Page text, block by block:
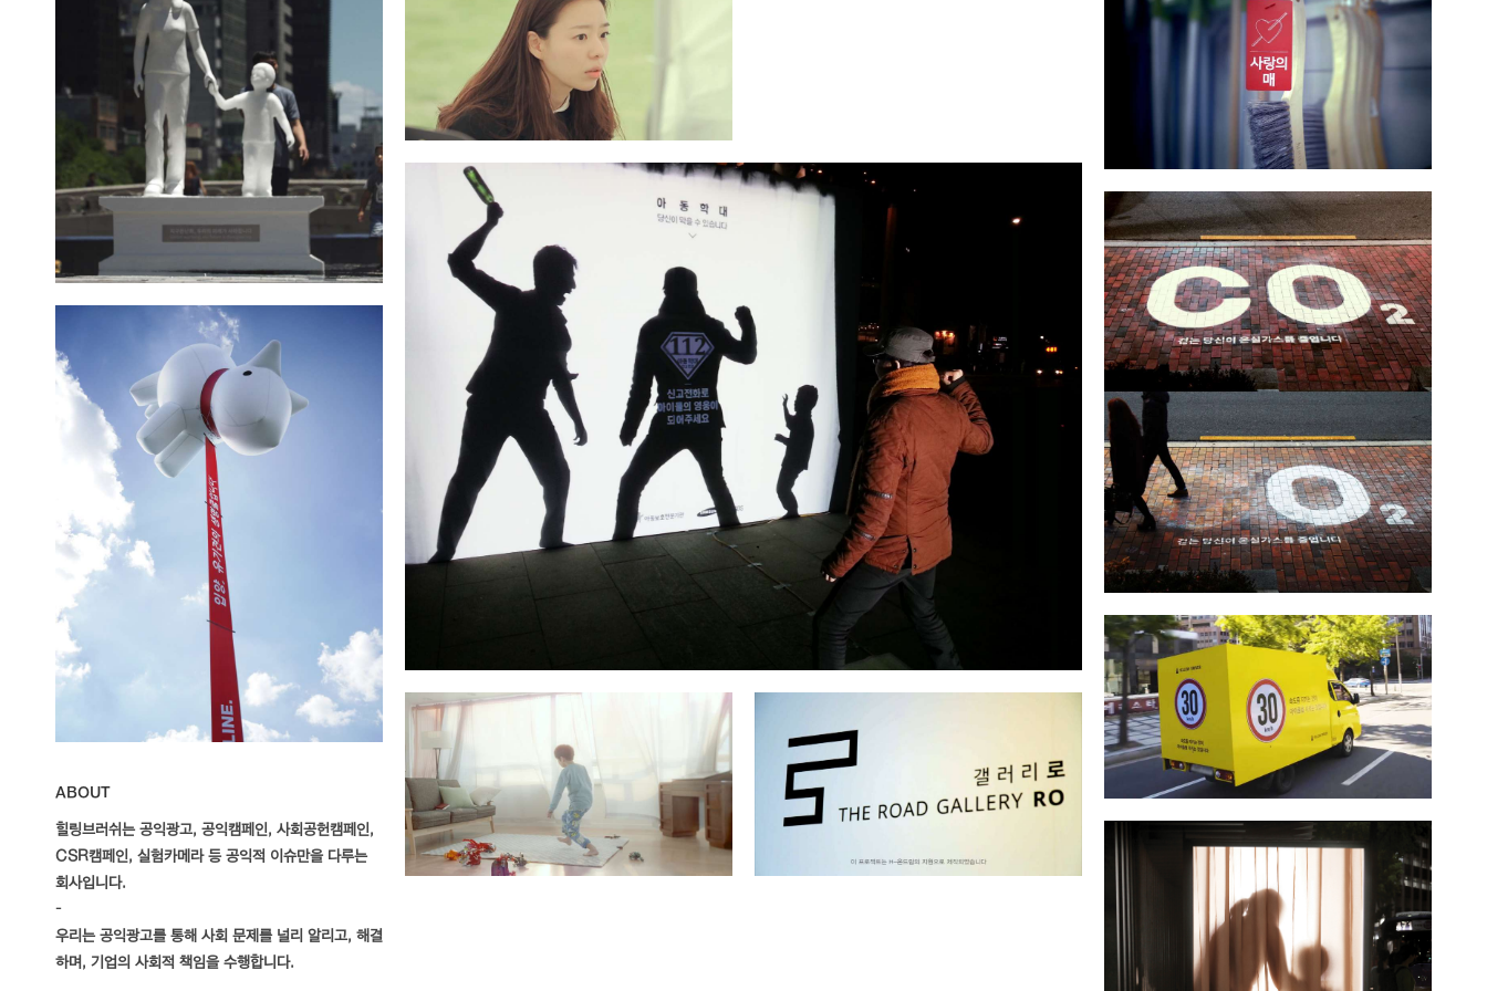
ABOUT
힐링브러쉬는 공익광고, 공익캠페인, 사회공헌캠페인,
CSR캠페인, 실험카메라 등 공익적 이슈만을 다루는
회사입니다.
–
우리는 공익광고를 통해 사회 문제를 널리 알리고, 해결
하며, 기업의 사회적 책임을 수행합니다.